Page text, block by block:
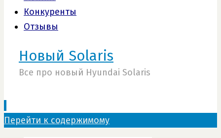
Конкуренты
Отзывы
Новый Solaris
Все про новый Hyundai Solaris
Перейти к содержимому